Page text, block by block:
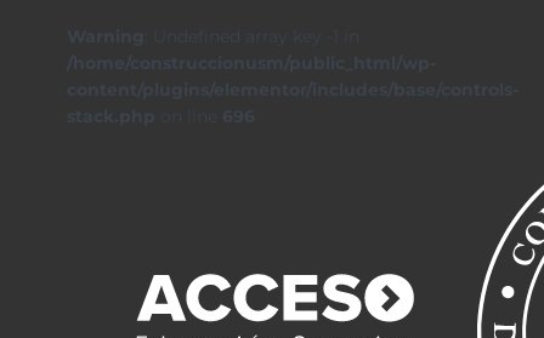
Warning: Undefined array key -1 in
/home/construccionusm/public_html/wp-
content/plugins/elementor/includes/base/controls-
stack.php on line 696